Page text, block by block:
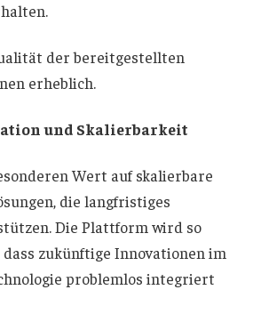
der bereitgestellten
erheblich.
und Skalierbarkeit
Wert auf skalierbare
die langfristiges
Die Plattform wird so
zukünftige Innovationen im
problemlos integriert